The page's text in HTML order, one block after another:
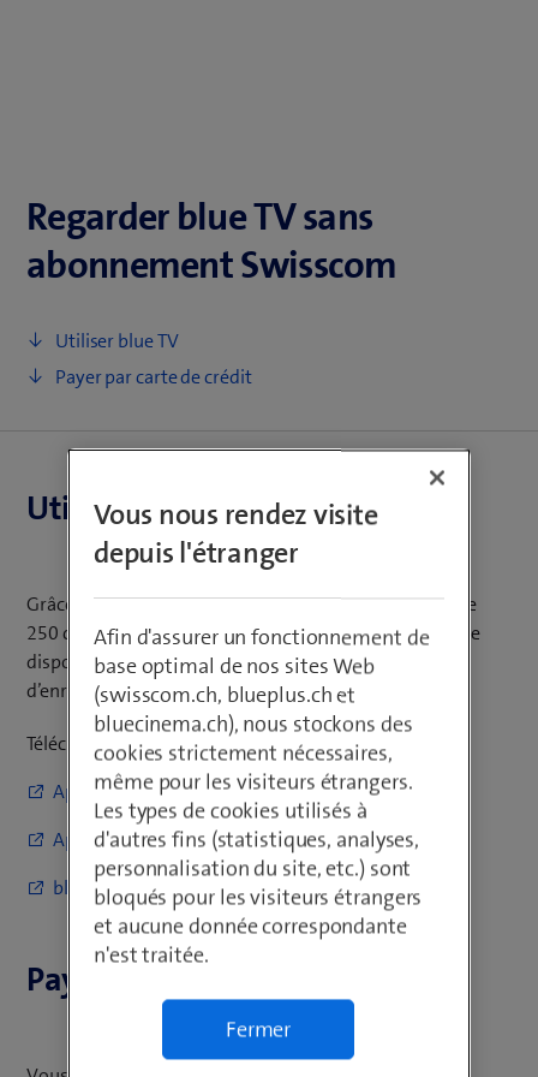
Regarder blue TV sans
abonnement Swisscom
Utiliser blue TV
Payer par carte de crédit
Utiliser blue TV
Grâce à blue TV, vous avez accès gratuitement à plus de
250 chaînes. L’offre payante blue TV Air vous permet de
disposer également des fonctions de replay et
d’enregistrement.
Télécharger l'application blue TV:
Appli pour Mobile
Appli pour TV
blue TV sur le web
Payer par carte de crédit
Vous nous rendez visite
depuis l'étranger
Afin d'assurer un fonctionnement de
base optimal de nos sites Web
(swisscom.ch, blueplus.ch et
bluecinema.ch), nous stockons des
cookies strictement nécessaires,
même pour les visiteurs étrangers.
Les types de cookies utilisés à
d'autres fins (statistiques, analyses,
personnalisation du site, etc.) sont
bloqués pour les visiteurs étrangers
et aucune donnée correspondante
n'est traitée.
Fermer